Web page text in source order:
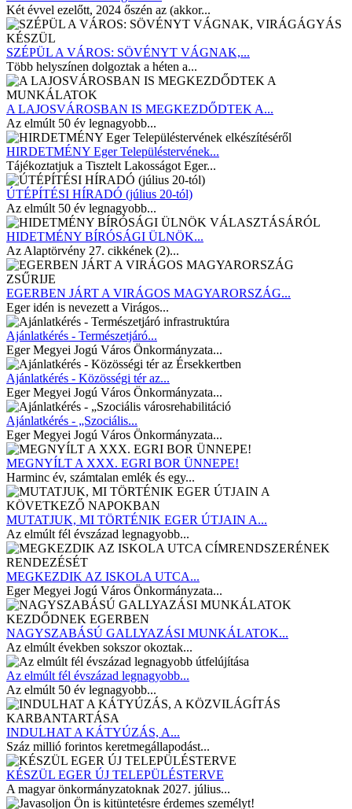
Két évvel ezelőtt, 2024 őszén az (akkor...
SZÉPÜL A VÁROS: SÖVÉNYT VÁGNAK,...
Több helyszínen dolgoztak a héten a...
A LAJOSVÁROSBAN IS MEGKEZDŐDTEK A...
Az elmúlt 50 év legnagyobb...
HIRDETMÉNY Eger Településtervének...
Tájékoztatjuk a Tisztelt Lakosságot Eger...
ÚTÉPÍTÉSI HÍRADÓ (július 20-tól)
Az elmúlt 50 év legnagyobb...
HIDETMÉNY BÍRÓSÁGI ÜLNÖK...
Az Alaptörvény 27. cikkének (2)...
EGERBEN JÁRT A VIRÁGOS MAGYARORSZÁG...
Eger idén is nevezett a Virágos...
Ajánlatkérés - Természetjáró...
Eger Megyei Jogú Város Önkormányzata...
Ajánlatkérés - Közösségi tér az...
Eger Megyei Jogú Város Önkormányzata...
Ajánlatkérés - „Szociális...
Eger Megyei Jogú Város Önkormányzata...
MEGNYÍLT A XXX. EGRI BOR ÜNNEPE!
Harminc év, számtalan emlék és egy...
MUTATJUK, MI TÖRTÉNIK EGER ÚTJAIN A...
Az elmúlt fél évszázad legnagyobb...
MEGKEZDIK AZ ISKOLA UTCA...
Eger Megyei Jogú Város Önkormányzata...
NAGYSZABÁSÚ GALLYAZÁSI MUNKÁLATOK...
Az elmúlt években sokszor okoztak...
Az elmúlt fél évszázad legnagyobb...
Az elmúlt 50 év legnagyobb...
INDULHAT A KÁTYÚZÁS, A...
Száz millió forintos keretmegállapodást...
KÉSZÜL EGER ÚJ TELEPÜLÉSTERVE
A magyar önkormányzatoknak 2027. július...